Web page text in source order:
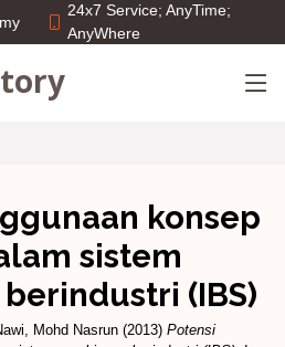
24x7 Service; AnyTime;
AnyWhere
konsep
sistem
(IBS)
Mohd Nasrun (2013) Potensi